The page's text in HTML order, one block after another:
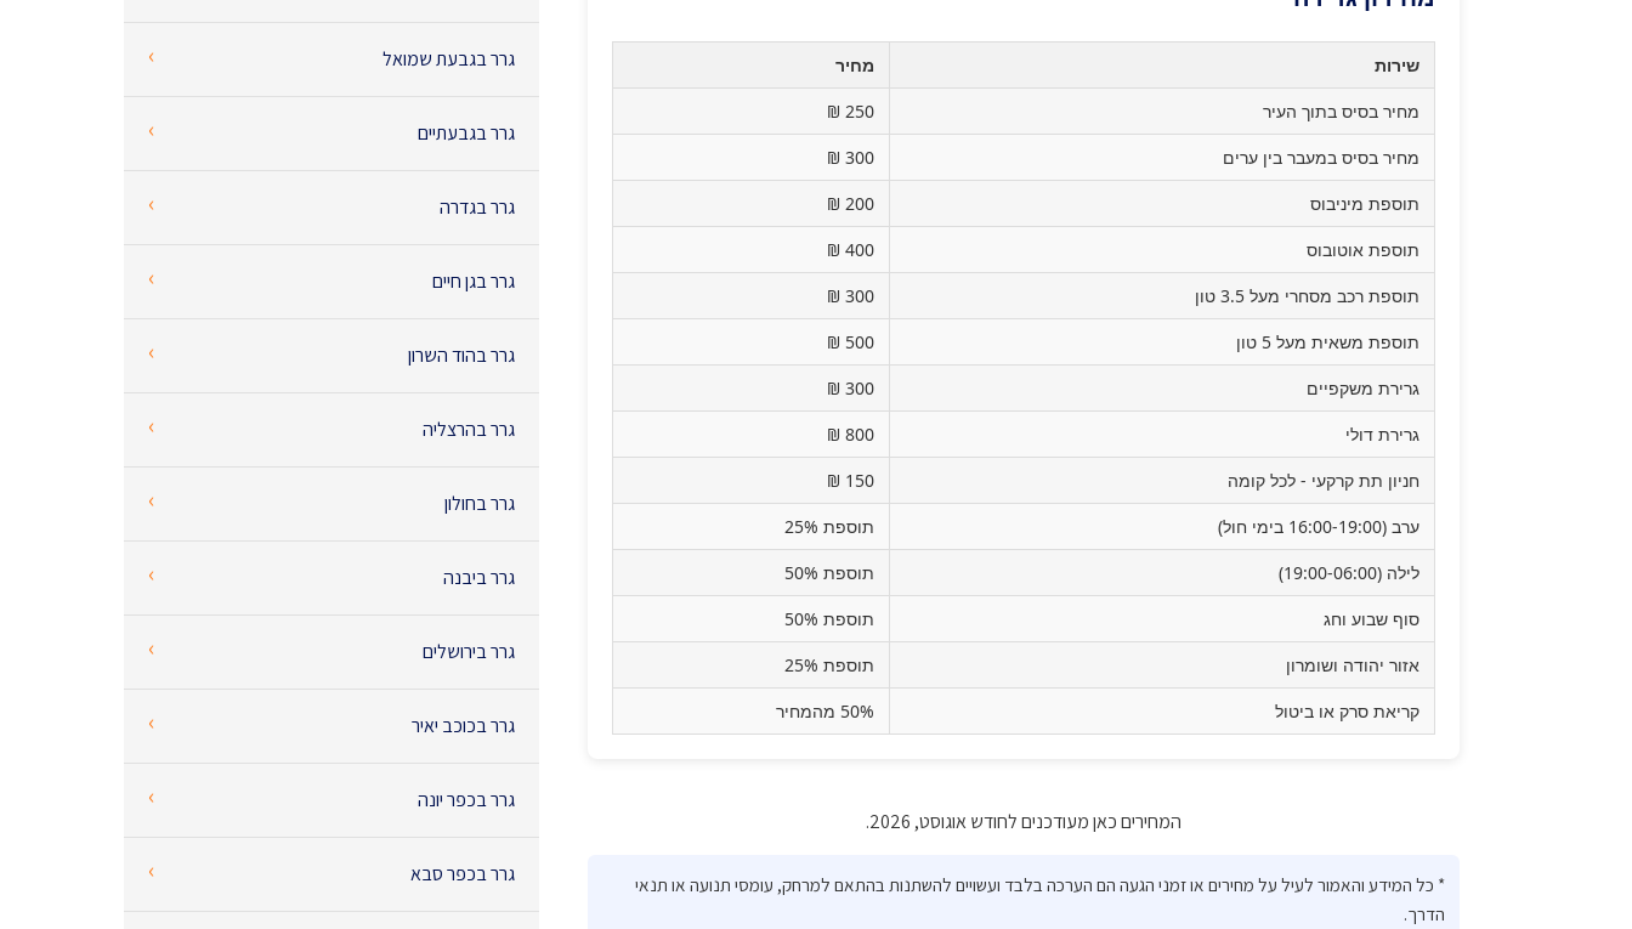
שירות
מחיר
מחיר בסיס בתוך העיר
250 ₪
מחיר בסיס במעבר בין ערים
300 ₪
תוספת מיניבוס
200 ₪
תוספת אוטובוס
400 ₪
תוספת רכב מסחרי מעל 3.5 טון
300 ₪
תוספת משאית מעל 5 טון
500 ₪
גרירת משקפיים
300 ₪
גרירת דולי
800 ₪
חניון תת קרקעי - לכל קומה
150 ₪
ערב (16:00-19:00 בימי חול)
תוספת 25%
לילה (19:00-06:00)
תוספת 50%
סוף שבוע וחג
תוספת 50%
אזור יהודה ושומרון
תוספת 25%
קריאת סרק או ביטול
50% מהמחיר
המחירים כאן מעודכנים לחודש אוגוסט, 2026.
* כל המידע והאמור לעיל על מחירים או זמני הגעה הם הערכה בלבד ועשויים להשתנות בהתאם למרחק, עומסי תנועה או תנאי
הדרך.
‹ גרר בגבעת שמואל
‹ גרר בגבעתיים
‹ גרר בגדרה
‹ גרר בגן חיים
‹ גרר בהוד השרון
‹ גרר בהרצליה
‹ גרר בחולון
‹ גרר ביבנה
‹ גרר בירושלים
‹ גרר בכוכב יאיר
‹ גרר בכפר יונה
‹ גרר בכפר סבא